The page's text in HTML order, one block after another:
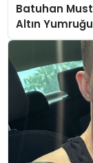
Batuhan
Altın Yumruğu